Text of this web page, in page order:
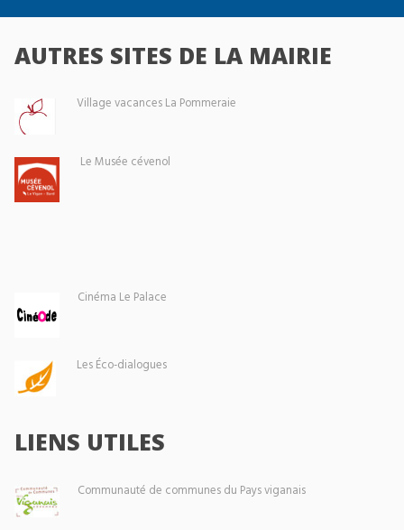
AUTRES SITES DE LA MAIRIE
Village vacances La Pommeraie
Le Musée cévenol
Cinéma Le Palace
Les Éco-dialogues
LIENS UTILES
Communauté de communes du Pays viganais